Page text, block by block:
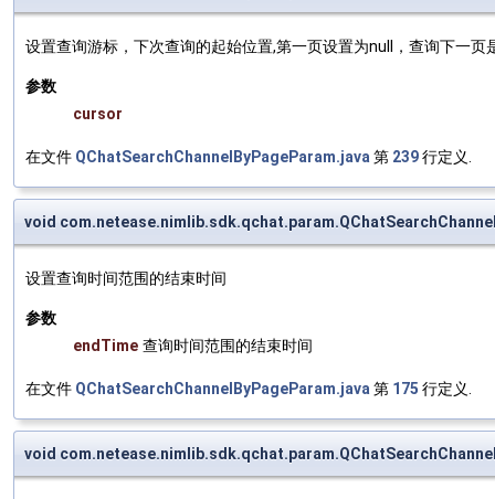
设置查询游标，下次查询的起始位置,第一页设置为null，查询下一
参数
cursor
在文件 QChatSearchChannelByPageParam.java 第 239行定义.
void
设置查询时间范围的结束时间
参数
endTime 查询时间范围的结束时间
在文件 QChatSearchChannelByPageParam.java 第 175 行定义.
void